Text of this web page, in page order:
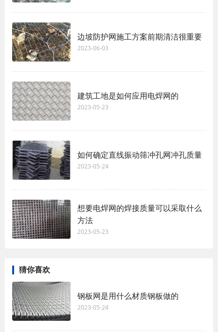
边坡防护网施工方案前期清洁很重要
2023-06-03
建筑工地是如何应用电焊网的
2023-05-23
如何确定直线振动筛冲孔网冲孔质量
2023-05-24
想要电焊网的焊接质量可以采取什么
方法
2023-05-23
猜你喜欢
钢板网是用什么材质钢板做的
2023-05-24